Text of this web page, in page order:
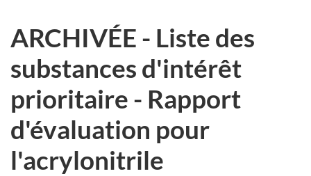
ARCHIVÉE - Liste des
substances d'intérêt
prioritaire - Rapport
d'évaluation pour
l'acrylonitrile